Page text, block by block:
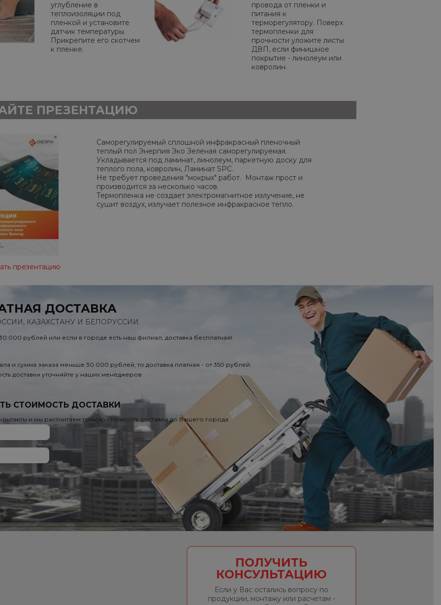
углубление в
теплоизоляции под
пленкой и установите
датчик температуры.
Прикрепите его скотчем
к пленке.
провода от пленки и
питания к
терморегулятору. Поверх
термопленки для
прочности уложите листы
ДВП, если финишное
покрытие - линолеум или
ковролин.
ПРЕЗЕНТАЦИЮ
презентацию
Саморегулируемый сплошной инфракрасный пленочный
теплый пол Энерпия Эко Зеленая саморегулируемая.
Укладывается под ламинат, линолеум, паркетную доску для
теплого пола, ковролин, Ламинат SPC.
Не требует проведения "мокрых" работ. Монтаж прост и
производится за несколько часов.
Термопленка не создает электромагнитное излучение, не
сушит воздух, излучает полезное инфракрасное тепло.
ДОСТАВКА
КАЗАХСТАНУ И БЕЛОРУССИИ
рублей или если в городе есть наш филиал, доставка бесплатная!
и сумма заказа меньше 30.000 рублей, то доставка платная - от 350 рублей.
доставки уточняйте у наших менеджеров.
СТОИМОСТЬ ДОСТАВКИ
и мы рассчитаем точную стоимость доставки до Вашего города
данных
ПОЛУЧИТЬ
КОНСУЛЬТАЦИЮ
Если у Вас остались вопросу по
продукции, монтажу или расчетам -